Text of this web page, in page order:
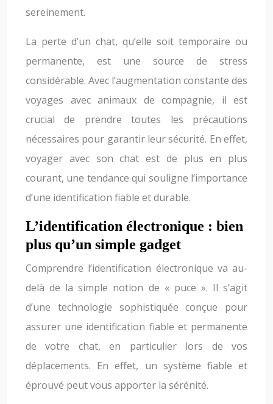
sereinement.
La perte d’un chat, qu’elle soit temporaire ou
permanente, est une source de stress
considérable. Avec l’augmentation constante des
voyages avec animaux de compagnie, il est
crucial de prendre toutes les précautions
nécessaires pour garantir leur sécurité. En effet,
voyager avec son chat est de plus en plus
courant, une tendance qui souligne l’importance
d’une identification fiable et durable.
L’identification électronique : bien
plus qu’un simple gadget
Comprendre l’identification électronique va au-
delà de la simple notion de « puce ». Il s’agit
d’une technologie sophistiquée conçue pour
assurer une identification fiable et permanente
de votre chat, en particulier lors de vos
déplacements. En effet, un système fiable et
éprouvé peut vous apporter la sérénité.